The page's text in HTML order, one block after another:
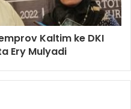
Kaltim ke DKI
Ery Mulyadi